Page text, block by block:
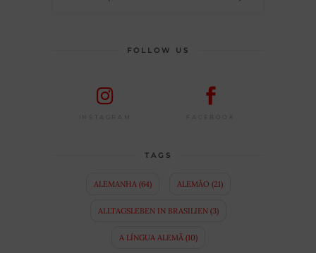
FOLLOW US
INSTAGRAM FACEBOOK
TAGS
ALEMANHA(64) ALEMÃO (21)
ALLTAGSLEBEN IN BRASILIEN(3)
A LÍNGUA ALEMÃ(10)